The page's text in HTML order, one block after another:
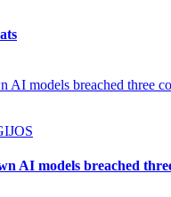
AI models breached three
AI models breached